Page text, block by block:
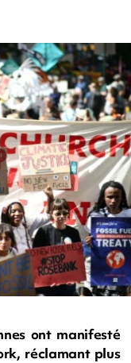
ont manifesté
réclamant plus